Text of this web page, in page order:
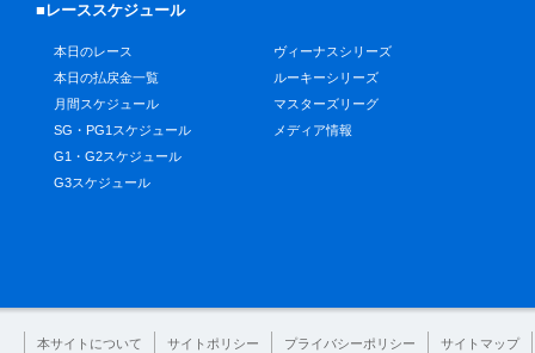
■レーススケジュール
本日のレース
本日の払戻金一覧
月間スケジュール
SG・PG1スケジュール
G1・G2スケジュール
G3スケジュール
ヴィーナスシリーズ
ルーキーシリーズ
マスターズリーグ
メディア情報
本サイトについて サイトポリシー プライバシーポリシー サイトマップ